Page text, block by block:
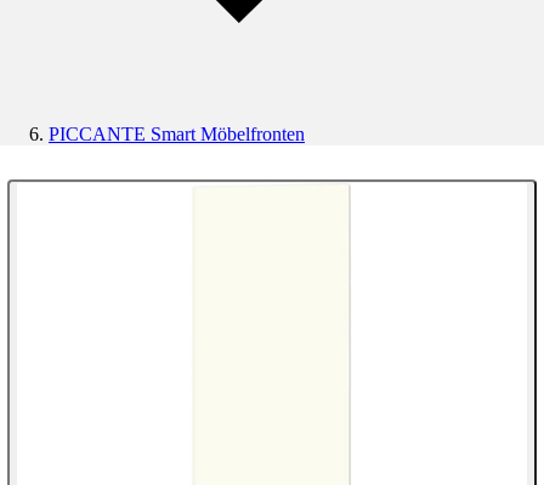
PICCANTE Smart Möbelfronten